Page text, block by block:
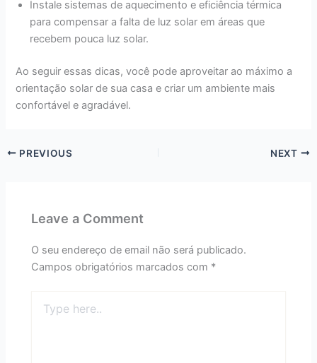
Instale sistemas de aquecimento e eficiência térmica
para compensar a falta de luz solar em áreas que
recebem pouca luz solar.
Ao seguir essas dicas, você pode aproveitar ao máximo a
orientação solar de sua casa e criar um ambiente mais
confortável e agradável.
PREVIOUS NEXT
Leave a Comment
O seu endereço de email não será publicado.
Campos obrigatórios marcados com *
here..